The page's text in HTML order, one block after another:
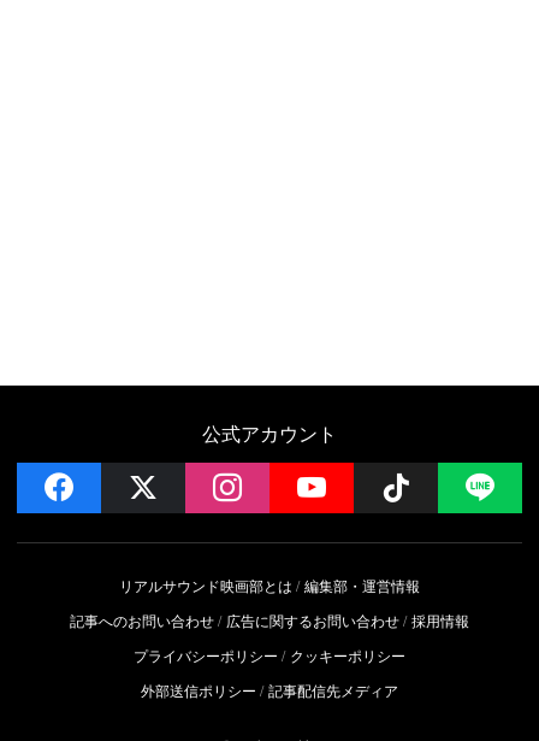
公式アカウント
facebook instagramYouTube Follow
リアルサウンド映画部とは
編集部・運営情報
記事へのお問い合わせ
広告に関するお問い合わせ 採用情報
プライバシーポリシー
クッキーポリシー
外部送信ポリシー
記事配信先メディア